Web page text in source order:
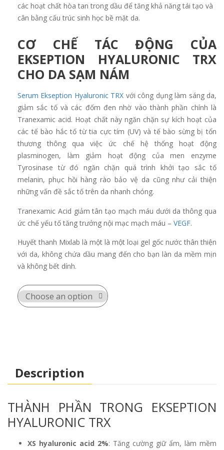
các hoạt chất hòa tan trong dầu để tăng khả năng tái tạo và
cân bằng cấu trúc sinh học bề mặt da.
CƠ CHẾ TÁC ĐỘNG CỦA
EKSEPTION HYALURONIC TRX
CHO DA SẠM NÁM
Serum Ekseption Hyaluronic TRX với công dụng làm sáng da,
giảm sắc tố và các đốm đen nhờ vào thành phần chính là
Tranexamic acid. Hoạt chất này ngăn chặn sự kích hoạt của
các tế bào hắc tố từ tia cực tím (UV) và tế bào sừng bị tổn
thương thông qua việc ức chế hệ thống hoạt động
plasminogen, làm giảm hoạt động của men enzyme
Tyrosinase từ đó ngăn chặn quá trình khởi tạo sắc tố
melanin, phục hồi hàng rào bảo vệ da cũng như cải thiện
những vấn đề sắc tố trên da nhanh chóng.
Tranexamic Acid giảm tân tạo mạch máu dưới da thông qua
ức chế yếu tố tăng trưởng nội mạc mạch máu – VEGF.
Huyết thanh Mixlab là một là một loại gel gốc nước thân thiện
với da, không chứa dầu mang đến cho bạn làn da mềm mịn
và không bết dính.
Description
THÀNH PHẦN TRONG EKSEPTION
HYALURONIC TRX
XS hyaluronic acid 2%: Tăng cường giữ ẩm, làm mềm